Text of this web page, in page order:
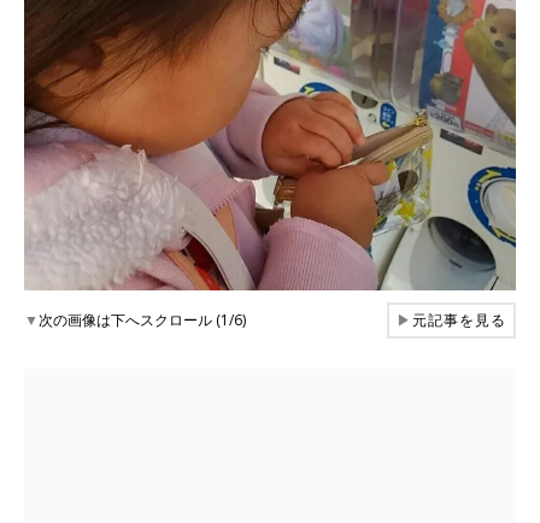
▼次の画像は下へスクロール (1/6) ▶元記事を見る